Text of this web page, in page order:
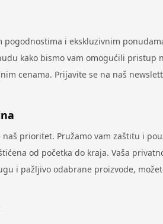
pogodnostima i ekskluzivnim
kako bismo vam omogućili
cenama. Prijavite se na naš
prioritet. Pružamo vam zaštitu i
od početka do kraja. Vaša
i pažljivo odabrane proizvode,